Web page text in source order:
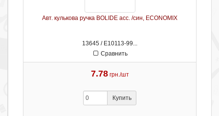
Авт. кулькова ручка BOLIDE асс. /син, ECONOMIX
13645 / Е10113-99...
Сравнить
7.78 грн./шт
Купить